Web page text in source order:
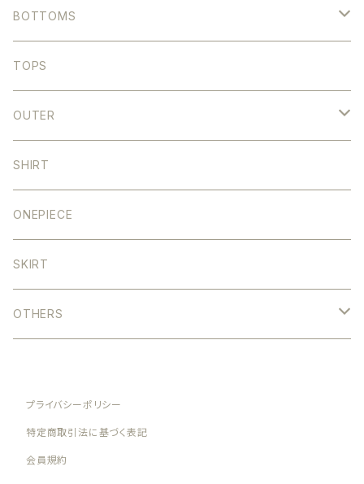
BOTTOMS
DENIM
STRIGHT
WIDE
COLOR
STRAIGHT
WIDE
TOPS
OUTER
DENIM
SHORT
MIDDLE
LONG
SHIRT
ONEPIECE
SKIRT
OTHERS
ACCESSORY
プライバシーポリシー
特定商取引法に基づく表記
会員規約